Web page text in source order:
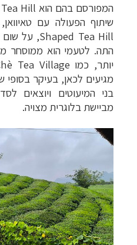
המפורסם בהם הוא Hill
שיתוף הפעולה עם
Shaped Tea Hill, על שום
התה. לטעמי הוא ממוסחר
יותר, כמו Tea Village
מגיעים לכאן, בעיקר
בני המיעוטים ויוצאים
מביישת בלוגרית מצויה.